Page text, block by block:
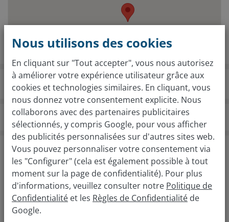
vendezvotrevoiture.fr Agences Pamiers
Évaluation gratuite de votre voiture en 2
étapes
Quelle est la marque de votre voiture ?
Quel est le modèle ?
Nous utilisons des cookies
En cliquant sur "Tout accepter", vous nous autorisez
à améliorer votre expérience utilisateur grâce aux
cookies et technologies similaires. En cliquant, vous
nous donnez votre consentement explicite. Nous
collaborons avec des partenaires publicitaires
sélectionnés, y compris Google, pour vous afficher
des publicités personnalisées sur d'autres sites web.
Vous pouvez personnaliser votre consentement via
les "Configurer" (cela est également possible à tout
moment sur la page de confidentialité). Pour plus
d'informations, veuillez consulter notre Politique de
Confidentialité et les Règles de Confidentialité de
Google.